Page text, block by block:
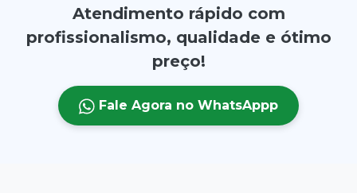
Atendimento rápido com
profissionalismo, qualidade e ótimo
preço!
Fale Agora no WhatsAppp